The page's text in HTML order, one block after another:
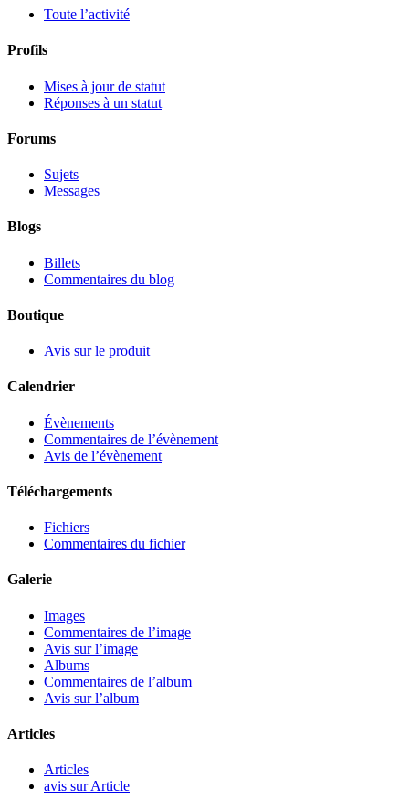
Toute l’activité
Profils
Mises à jour de statut
Réponses à un statut
Forums
Sujets
Messages
Blogs
Billets
Commentaires du blog
Boutique
Avis sur le produit
Calendrier
Évènements
Commentaires de l’évènement
Avis de l’évènement
Téléchargements
Fichiers
Commentaires du fichier
Galerie
Images
Commentaires de l’image
Avis sur l’image
Albums
Commentaires de l’album
Avis sur l’album
Articles
Articles
avis sur Article